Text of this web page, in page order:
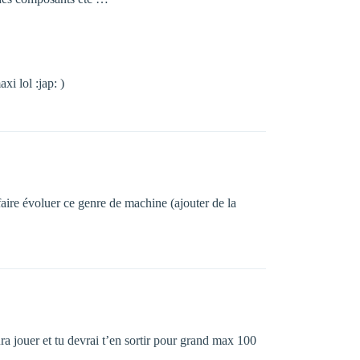
lol :jap: )
évoluer ce genre de machine (ajouter de la
jouer et tu devrai t’en sortir pour grand max 100